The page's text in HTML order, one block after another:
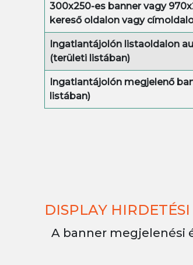
300x250-es banner vagy
kereső oldalon vagy
Ingatlantájolón listaoldalon
(területi listában)
Ingatlantájolón megjelenő
listában)
DISPLAY
A banner megjelenési